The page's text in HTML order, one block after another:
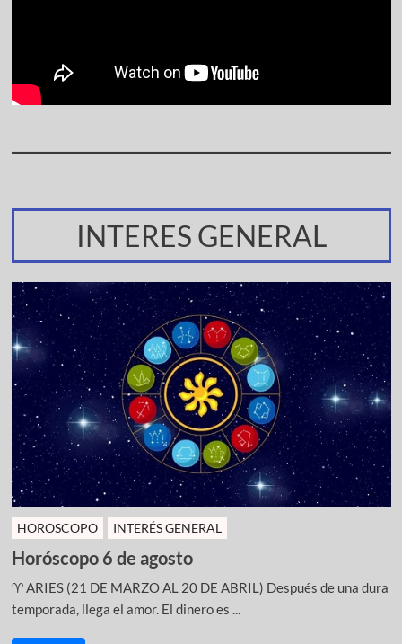
INTERES GENERAL
HOROSCOPO INTERÉS GENERAL
Horóscopo 6 de agosto
♈ ARIES (21 DE MARZO AL 20 DE ABRIL) Después de una dura
temporada, llega el amor. El dinero es ...